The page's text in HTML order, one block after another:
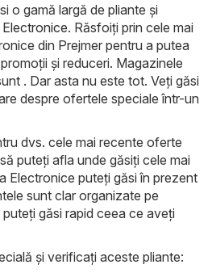
o gamă largă de pliante și
Electronice. Răsfoiți prin cele mai
din Prejmer pentru a putea
și reduceri. Magazinele
. Dar asta nu este tot. Veți găsi
despre ofertele speciale într-un
dvs. cele mai recente oferte
puteți afla unde găsiți cele mai
Electronice puteți găsi în prezent
sunt clar organizate pe
găsi rapid ceea ce aveți
și verificați aceste pliante: